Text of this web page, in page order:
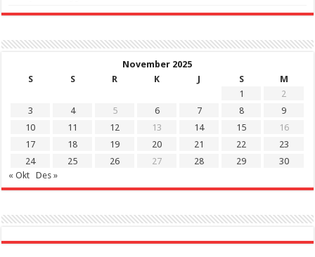
November 2025
S
S R K J S
M
1
2
3
4 5 6 7 8
9
10
11 12 13 14 15
16
17
18 19 20 21 22
23
24
25 26 27 28 29
30
« Okt
Des »